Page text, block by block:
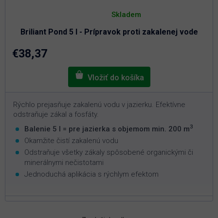
Briliant Pond 5 l - Prípravok proti zakalenej vode
hodnotenie
je
4,6
Skladem
€38,37
Rýchlo prejasňuje zakalenú vodu v jazierku. Efektívne
odstraňuje zákal a fosfáty.
Balenie 5 l = pre jazierka s objemom min. 200 m3
Okamžite čistí zakalenú vodu
Odstraňuje všetky zákaly spôsobené organickými či
minerálnymi nečistotami
Jednoduchá aplikácia s rýchlym efektom